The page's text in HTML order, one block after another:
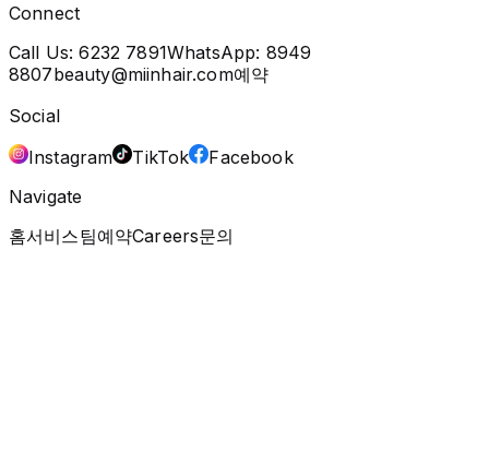
Connect
Call Us:6232 7891WhatsApp: 8949
8807beauty@miinhair.com예약
Social
Instagram
TikTok
Facebook
Navigate
홈서비스팀예약Careers문의